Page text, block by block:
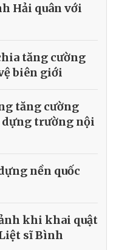
Hải quân với
tăng cường
biên giới
tăng cường
trường nội
nền quốc
khi khai quật
sĩ Bình